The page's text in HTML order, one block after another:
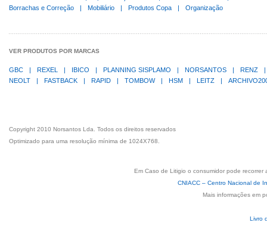
Borrachas e Correção
| Mobiliário | Produtos Copa | Organização
VER PRODUTOS POR MARCAS
GBC | REXEL | IBICO | PLANNING SISPLAMO | NORSANTOS | RENZ
|
NEOLT
| FASTBACK | RAPID | TOMBOW | HSM | LEITZ |
Copyright 2010 Norsantos Lda. Todos os direitos reservados
Optimizado para uma resolução mínima de 1024X768.
Em Caso de Litigio o consumidor pode
CNIACC – Centro Nacional de
Mais informações em
Livro